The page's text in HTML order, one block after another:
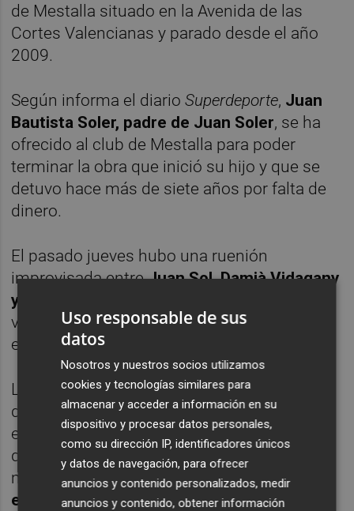
de Mestalla situado en la Avenida de las
Cortes Valencianas y parado desde el año
2009.
Según informa el diarioSuperdeporte, Juan
Bautista Soler, padre de Juan Soler, se ha
ofrecido al club de Mestalla para poder
terminar la obra que inició su hijo y que se
detuvo hace más de siete años por falta de
dinero.
El pasado jueves hubo una ruenión
improvisada entreJuan Sol, Damià Vidagany
y Bautista Soler
valenciano mostró su predisposición, según
el citado medio.
Lay Hoon Chan ya afirmó en la pasada junta
de accionistas que, de momento, el nuevo
estadio del Valencia quedaba aparcado ya
que el club debía destinar sus recursos a
mejorar la situación deportiva y queno
estaría terminado para el centenario del
Uso responsable de sus
datos
Nosotros y nuestros socios utilizamos
cookies y tecnologías similares para
almacenar y acceder a información en su
dispositivo y procesar datos personales,
como su dirección IP, identificadores únicos
y datos de navegación, para ofrecer
anuncios y contenido personalizados, medir
anuncios y contenido, obtener información